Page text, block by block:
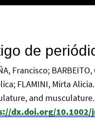
de
Francisco;
FLAMINI, Mirta
and musculature.
dx.doi.org/10.1002/